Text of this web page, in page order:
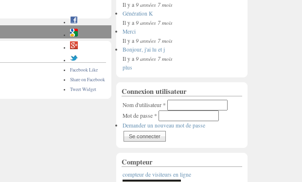
Facebook Like
Share on Facebook
Tweet Widget
Il y a 9 années 7 mois
Génération K
Il y a 9 années 7 mois
Merci
Il y a 9 années 7 mois
Bonjour, j'ai lu et j
Il y a 9 années 7 mois
plus
Connexion utilisateur
Nom d'utilisateur *
Mot de passe *
Demander un nouveau mot de passe
Compteur
compteur de visiteurs en ligne